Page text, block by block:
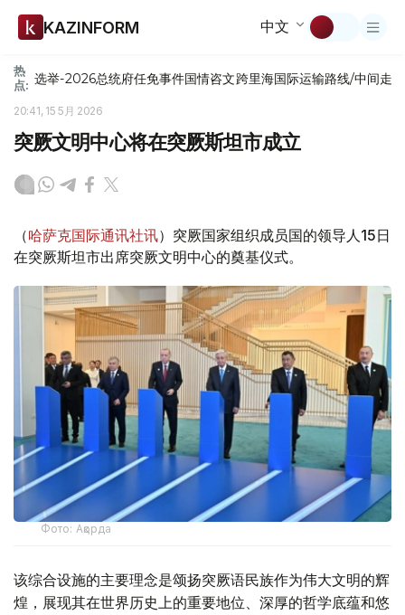
KAZINFORM 中文
热
点: 选举-2026总统府任免事件国情咨文跨里海国际运输路线/中间走廊
20:41, 15 5月 2026
突厥文明中心将在突厥斯坦市成立
（哈萨克国际通讯社讯）突厥国家组织成员国的领导人15日
在突厥斯坦市出席突厥文明中心的奠基仪式。
Фото: Ақорда
该综合设施的主要理念是颂扬突厥语民族作为伟大文明的辉
煌，展现其在世界历史上的重要地位、深厚的哲学底蕴和悠